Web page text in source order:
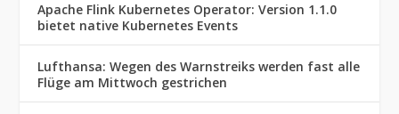
Apache Flink Kubernetes Operator: Version 1.1.0
bietet native Kubernetes Events
Lufthansa: Wegen des Warnstreiks werden fast alle
Flüge am Mittwoch gestrichen